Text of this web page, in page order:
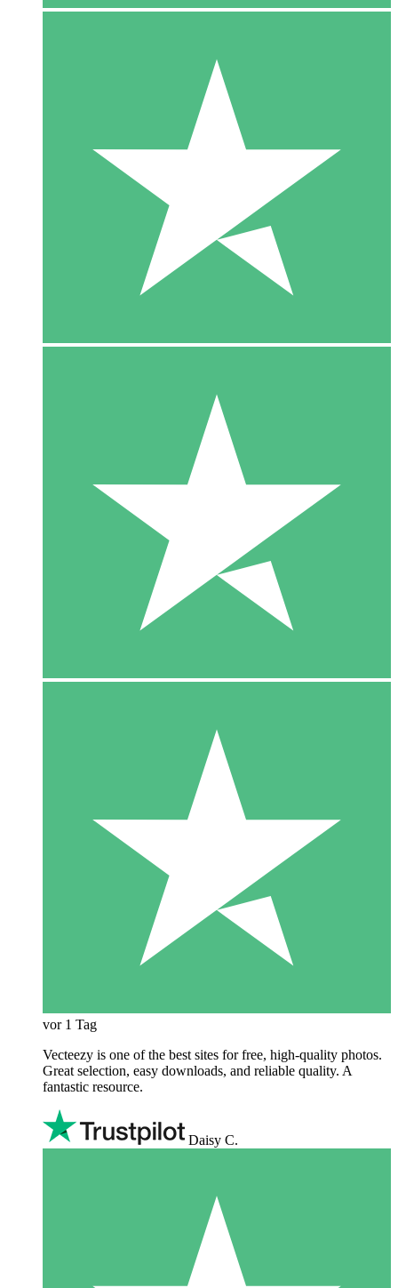
vor 1 Tag
Vecteezy is one of the best sites for free, high‑quality photos.
Great selection, easy downloads, and reliable quality. A
fantastic resource.
Daisy C.